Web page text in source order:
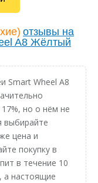
отзывы на
A8 Жёлтый
Smart Wheel A8
но о нём не
выбирайте
цена и
покупку в
в течение 10
а настоящие